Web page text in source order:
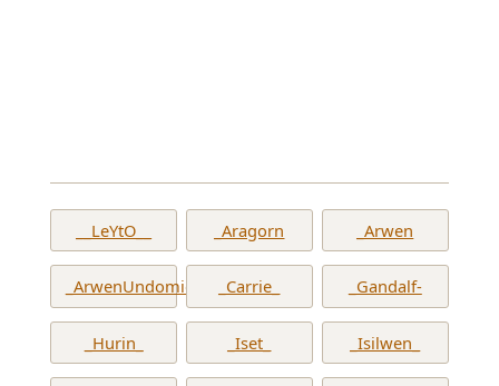
__LeYtO__ _Aragorn _Arwen
_ArwenUndomiel_ _Carrie_ _Gandalf-
_Hurin_ _Iset_ _Isilwen_